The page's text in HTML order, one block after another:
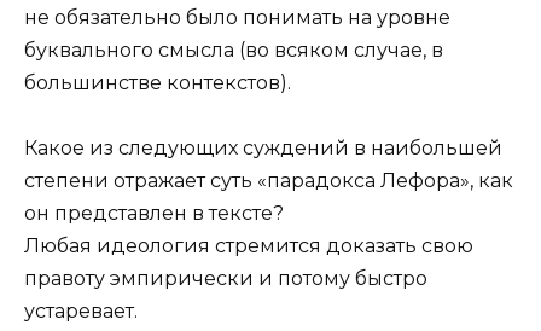
не обязательно было понимать на уровне
буквального смысла (во всяком случае, в
большинстве контекстов).
Какое из следующих суждений в наибольшей
степени отражает суть «парадокса Лефора», как
он представлен в тексте?
Любая идеология стремится доказать свою
правоту эмпирически и потому быстро
устаревает.